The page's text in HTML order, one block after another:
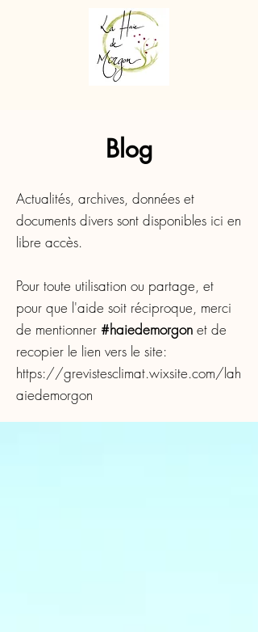
Blog
Actualités, archives, données et
documents divers sont disponibles ici en
libre accès.
Pour toute utilisation ou partage, et
pour que l'aide soit réciproque, merci
de mentionner #haiedemorgon et de
recopier le lien vers le site:
https://grevistesclimat.wixsite.com/lah
aiedemorgon